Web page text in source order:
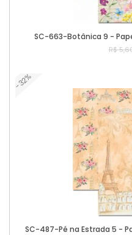
SC-663-Botânica 9 -
R$
-32%
SC-487-Pé na Estrada 5 -